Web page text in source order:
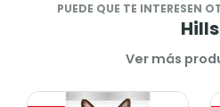
PUEDE QUE TE INTERESEN
Hills
Ver más